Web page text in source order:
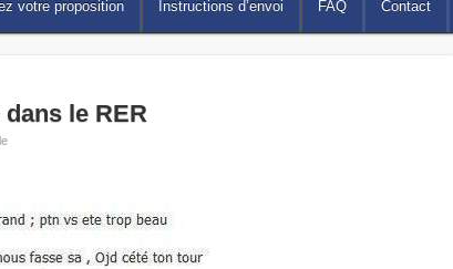
votre proposition Instructions d’envoi FAQ Contact
le RER